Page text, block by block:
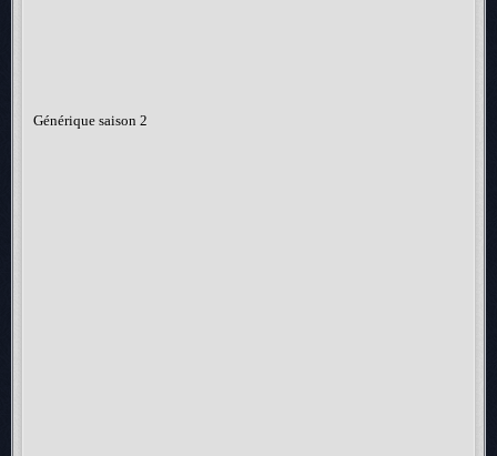
Générique saison 2